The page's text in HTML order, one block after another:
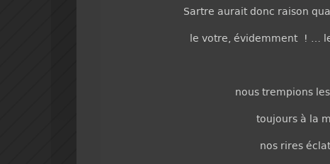
Sartre aurait donc raison
le votre, évidemment ! …
nous trempions
toujours à la
nos rires